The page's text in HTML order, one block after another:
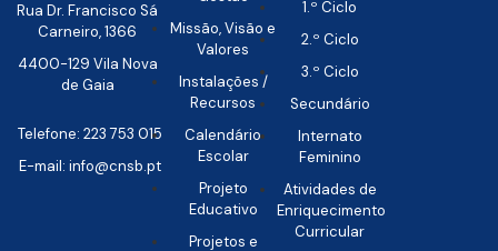
Rua Dr. Francisco Sá
Carneiro, 1366
4400-129 Vila Nova
de Gaia
Telefone: 223 753 015
E-mail: info@cnsb.pt
Missão, Visão e
Valores
Instalações /
Recursos
Calendário
Escolar
Projeto
Educativo
Projetos e
1.º Ciclo
2.º Ciclo
3.º Ciclo
Secundário
Internato
Feminino
Atividades de
Enriquecimento
Curricular